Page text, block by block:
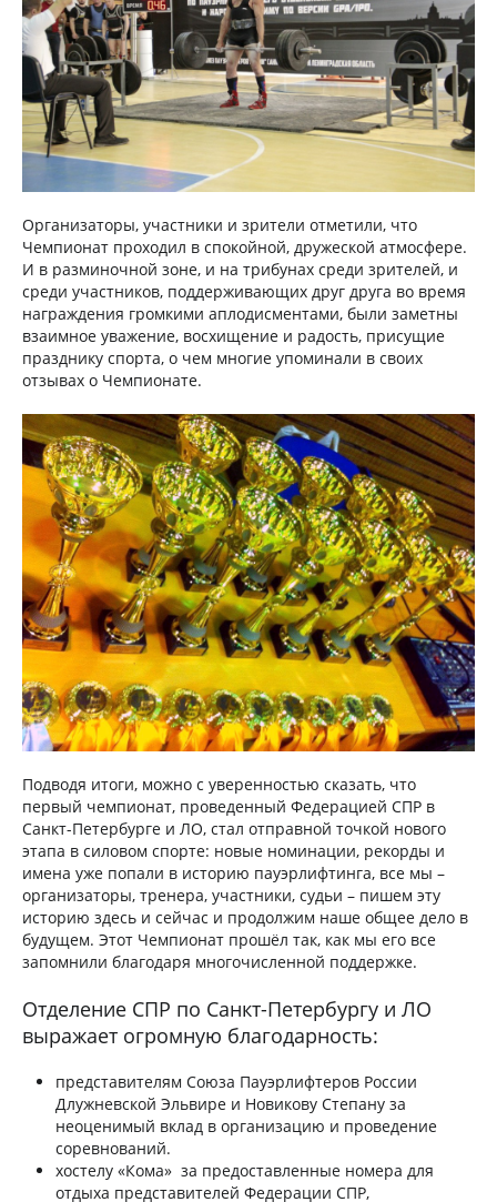
Организаторы, участники и зрители отметили, что
Чемпионат проходил в спокойной, дружеской атмосфере.
И в разминочной зоне, и на трибунах среди зрителей, и
среди участников, поддерживающих друг друга во время
награждения громкими аплодисментами, были заметны
взаимное уважение, восхищение и радость, присущие
празднику спорта, о чем многие упоминали в своих
отзывах о Чемпионате.
Подводя итоги, можно с уверенностью сказать, что
первый чемпионат, проведенный Федерацией СПР в
Санкт-Петербурге и ЛО, стал отправной точкой нового
этапа в силовом спорте: новые номинации, рекорды и
имена уже попали в историю пауэрлифтинга, все мы –
организаторы, тренера, участники, судьи – пишем эту
историю здесь и сейчас и продолжим наше общее дело в
будущем. Этот Чемпионат прошёл так, как мы его все
запомнили благодаря многочисленной поддержке.
Отделение СПР по Санкт-Петербургу и ЛО
выражает огромную благодарность:
представителям Союза Пауэрлифтеров России
Длужневской Эльвире и Новикову Степану за
неоценимый вклад в организацию и проведение
соревнований.
хостелу «Кома» за предоставленные номера для
отдыха представителей Федерации СПР,